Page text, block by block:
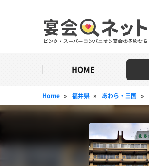
HOME
Home » 福井県 » あわら・三国 »